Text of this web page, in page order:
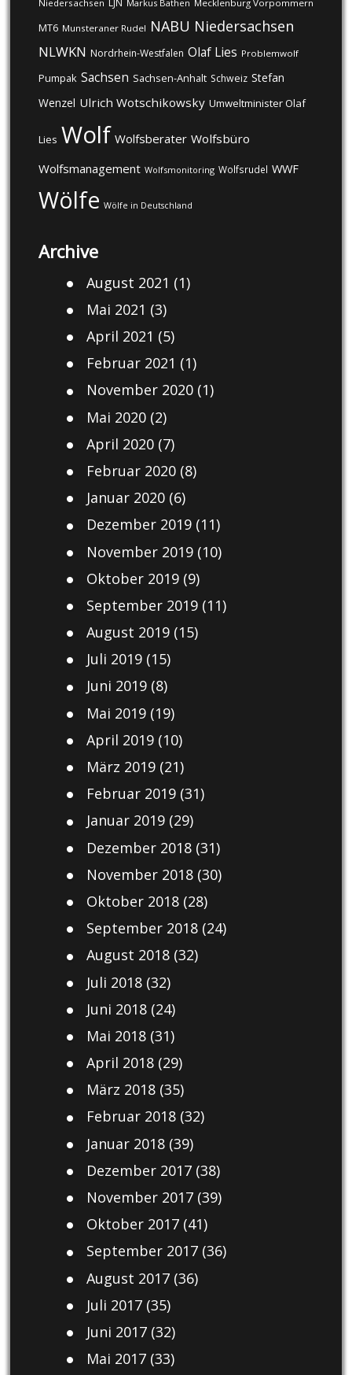
Niedersachsen Markus Bathen Mecklenburg Vorpommern
MT6 Munsteraner Rudel NABU Niedersachsen
NLWKN Nordrhein-Westfalen Olaf Lies Problemwolf
Pumpak Sachsen Sachsen-Anhalt Schweiz Stefan
Wenzel Ulrich Wotschikowsky Umweltminister Olaf
Lies Wolf Wolfsberater Wolfsbüro
Wolfsmanagement Wolfsmonitoring Wolfsrudel WWF
Wölfe Wölfe in Deutschland
Archive
August 2021 (1)
Mai 2021 (3)
April 2021 (5)
Februar 2021 (1)
November 2020(1)
Mai 2020(2)
April 2020(7)
Februar 2020(8)
Januar 2020(6)
Dezember 2019(11)
November 2019(10)
Oktober 2019(9)
September 2019(11)
August 2019(15)
Juli 2019(15)
Juni 2019(8)
Mai 2019(19)
April 2019(10)
März 2019(21)
Februar 2019(31)
Januar 2019(29)
Dezember 2018(31)
November 2018(30)
Oktober 2018(28)
September 2018(24)
August 2018(32)
Juli 2018(32)
Juni 2018(24)
Mai 2018(31)
April 2018(29)
März 2018(35)
Februar 2018(32)
Januar 2018(39)
Dezember 2017(38)
November 2017(39)
Oktober 2017(41)
September 2017(36)
August 2017(36)
Juli 2017(35)
Juni 2017(32)
Mai 2017(33)